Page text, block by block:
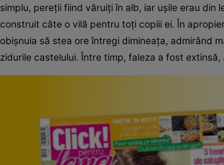
simplu, pereţii fiind văruiţi în alb, iar uşile erau din
construit câte o vilă pentru toţi copiii ei. În
obişnuia să stea ore întregi dimineaţa, admirând
zidurile castelului. Între timp, faleza a fost